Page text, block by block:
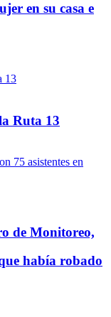
en su casa e
Ruta 13
de Monitoreo,
había robado